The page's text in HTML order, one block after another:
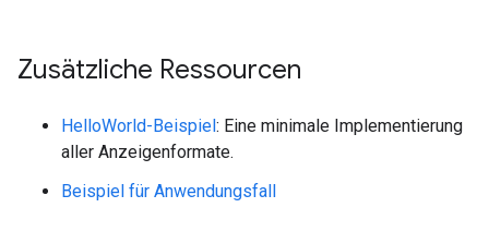
Zusätzliche Ressourcen
HelloWorld-Beispiel: Eine minimale Implementierung
aller Anzeigenformate.
Beispiel für Anwendungsfall